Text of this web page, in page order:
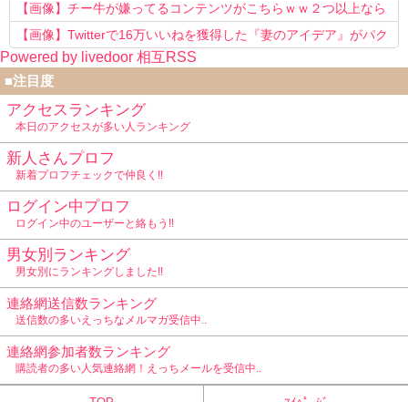
【画像】チー牛が嫌ってるコンテンツがこちらｗｗ２つ以上なら
確定ｗｗ
【画像】Twitterで16万いいねを獲得した『妻のアイデア』がパク
リで草www
Powered by livedoor 相互RSS
■注目度
アクセスランキング
本日のアクセスが多い人ランキング
新人さんプロフ
新着プロフチェックで仲良く!!
ログイン中プロフ
ログイン中のユーザーと絡もう!!
男女別ランキング
男女別にランキングしました!!
連絡網送信数ランキング
送信数の多いえっちなメルマガ受信中..
連絡網参加者数ランキング
購読者の多い人気連絡網！えっちメールを受信中..